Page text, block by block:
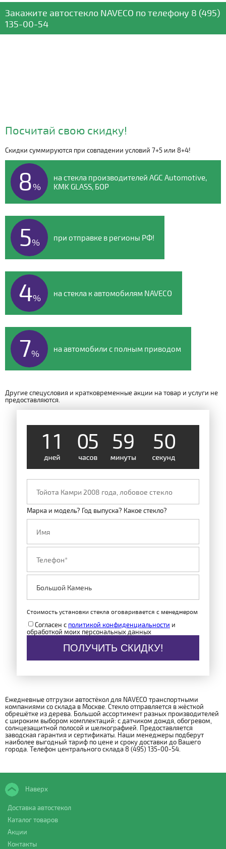
Закажите автостекло NAVECO по телефону 8 (495)
135-00-54
Видео о компании
Посчитай свою скидку!
Скидки суммируются при совпадении условий 7+5 или 8+4!
8%
на стекла производителей AGC Automotive,
KMK GLASS, БОР
5% при отправке в регионы РФ!
4% на стекла к автомобилям NAVECO
7% на автомобили с полным приводом
Другие спецусловия и кратковременные акции на товар и услуги не
предоставляются.
1 1 05 59 50
Марка и модель? Год выпуска? Какое стекло?
Стоимость установки стекла оговаривается с менеджером
Согласен с политикой конфиденциальности и
обработкой моих персональных данных
ПОЛУЧИТЬ СКИДКУ!
Ежедневные отгрузки автостёкол для NAVECO транспортными
компаниями со склада в Москве. Стекло отправляется в жёсткой
обрешётке из дерева. Большой ассортимент разных производителей
с широким выбором комплектаций: с датчиком дождя, обогревом,
солнцезащитной полосой и шелкографией. Предоставляется
заводская гарантия и сертификаты. Наши менеджеры подберут
наиболее выгодный тариф по цене и сроку доставки до Вашего
города. Телефон центрального склада 8 (495) 135-00-54.
Наверх
Доставка автостекол
Каталог товаров
Акции
Контакты